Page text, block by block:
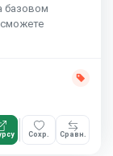
базовом
Сохр. Сравн.